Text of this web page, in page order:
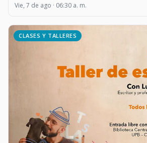
Vie, 7 de ago · 06:30 a. m.
CLASES Y TALLERES